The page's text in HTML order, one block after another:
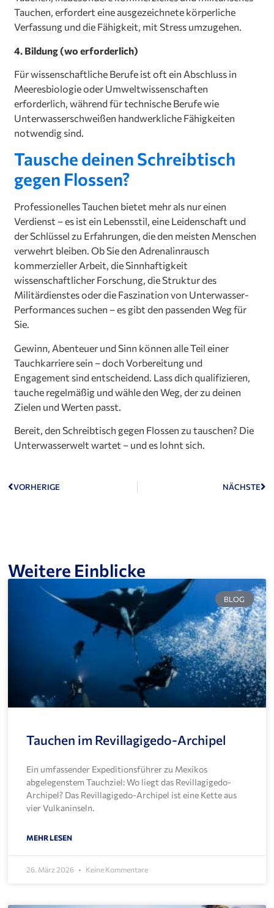
Tauchen, erfordert eine ausgezeichnete körperliche
Verfassung und die Fähigkeit, mit Stress umzugehen.
4. Bildung (wo erforderlich)
Für wissenschaftliche Berufe ist oft ein Abschluss in
Meeresbiologie oder Umweltwissenschaften
erforderlich, während für technische Berufe wie
Unterwasserschweißen handwerkliche Fähigkeiten
notwendig sind.
Tausche deinen Schreibtisch
gegen Flossen?
Professionelles Tauchen bietet mehr als nur einen
Verdienst – es ist ein Lebensstil, eine Leidenschaft und
der Schlüssel zu Erfahrungen, die den meisten Menschen
verwehrt bleiben. Ob Sie den Adrenalinrausch
kommerzieller Arbeit, die Sinnhaftigkeit
wissenschaftlicher Forschung, die Struktur des
Militärdienstes oder die Faszination von Unterwasser-
Performances suchen – es gibt den passenden Weg für
Sie.
Gewinn, Abenteuer und Sinn können alle Teil einer
Tauchkarriere sein – doch Vorbereitung und
Engagement sind entscheidend. Lass dich qualifizieren,
tauche regelmäßig und wähle den Weg, der zu deinen
Zielen und Werten passt.
Bereit, den Schreibtisch gegen Flossen zu tauschen? Die
Unterwasserwelt wartet – und es lohnt sich.
VORHERIGE NÄCHSTE
Weitere Einblicke
BLOG
Tauchen im Revillagigedo-Archipel
Ein umfassender Expeditionsführer zu Mexikos
abgelegenstem Tauchziel: Wo liegt das Revillagigedo-
Archipel? Das Revillagigedo-Archipel ist eine Kette aus
vier Vulkaninseln.
MEHR LESEN
26. März 2026 Keine Kommentare